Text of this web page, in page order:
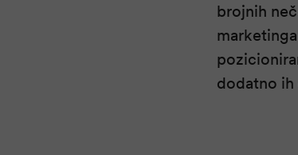
brojnih
dodatno